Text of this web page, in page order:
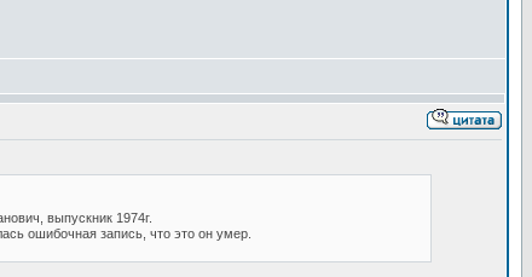
выпускник 1974г.
ошибочная запись, что это он умер.